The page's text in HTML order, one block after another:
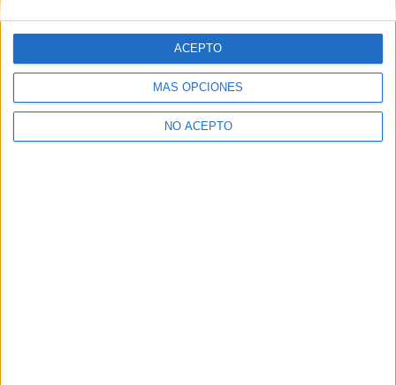
MÁS OPCIONES
NO ACEPTO
ACEPTO
Y como regalo de agradecimiento, por registrarte te daremos
gratis una copia de nuestro ebook con 100 consejos para tu
primer año de universidad